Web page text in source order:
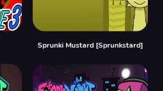
Sprunki Mustard [Sprunkstard]